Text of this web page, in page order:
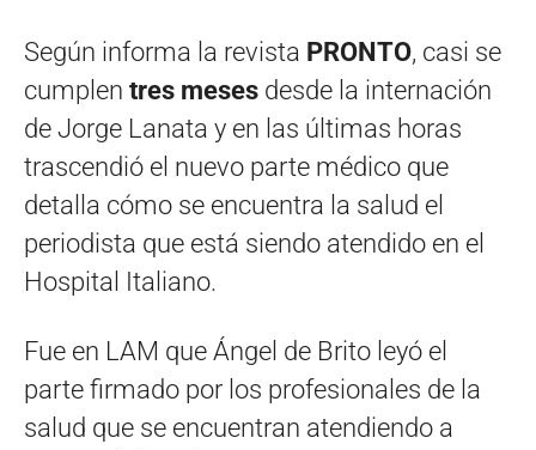
Según informa la revista PRONTO, casi se
cumplen tres meses desde la internación
de Jorge Lanata y en las últimas horas
trascendió el nuevo parte médico que
detalla cómo se encuentra la salud el
periodista que está siendo atendido en el
Hospital Italiano.
Fue en LAM que Ángel de Brito leyó el
parte firmado por los profesionales de la
salud que se encuentran atendiendo a